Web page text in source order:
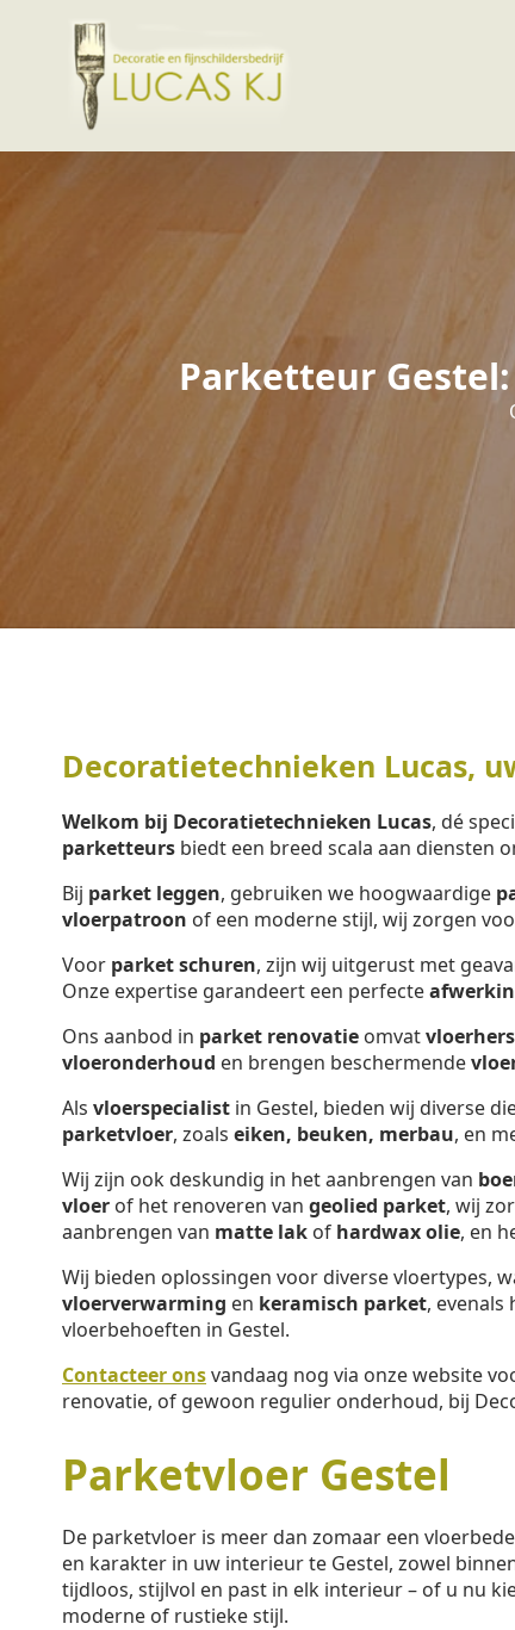
Parketteur
Decoratietechnieken Lucas,
Welkom bij Decoratietechnieken Lucas, dé
parketteurs biedt een breed scala aan diensten
Bij parket leggen, gebruiken we hoogwaardige
vloerpatroon of een moderne stijl, wij zorgen
Voor parket schuren, zijn wij uitgerust met
Onze expertise garandeert een perfecte
Ons aanbod in parket renovatie omvat
vloeronderhoud en brengen beschermende
Als vloerspecialist in Gestel, bieden wij diverse
parketvloer, zoals eiken, beuken, merbau, en
Wij zijn ook deskundig in het aanbrengen van
vloer of het renoveren van geolied parket, wij
aanbrengen van matte lak of hardwax olie, en
Wij bieden oplossingen voor diverse vloertypes,
vloerverwarming en keramisch parket, evenals
vloerbehoeften in Gestel.
Contacteer onsvandaag nog via onze website
renovatie, of gewoon regulier onderhoud, bij
Parketvloer Gestel
De parketvloer is meer dan zomaar een
en karakter in uw interieur te Gestel, zowel
tijdloos, stijlvol en past in elk interieur – of u nu
moderne of rustieke stijl.